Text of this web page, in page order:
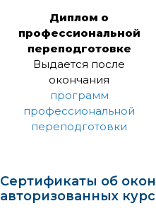
Диплом о
профессиональной
переподготовке
Выдается после
окончания
программ
профессиональной
переподготовки
Сертификаты об
авторизованных